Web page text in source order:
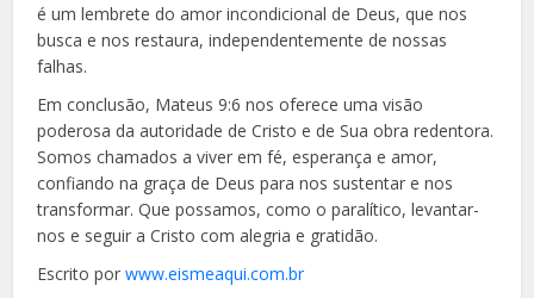
é um lembrete do amor incondicional de Deus, que nos
busca e nos restaura, independentemente de nossas
falhas.
Em conclusão, Mateus 9:6 nos oferece uma visão
poderosa da autoridade de Cristo e de Sua obra redentora.
Somos chamados a viver em fé, esperança e amor,
confiando na graça de Deus para nos sustentar e nos
transformar. Que possamos, como o paralítico, levantar-
nos e seguir a Cristo com alegria e gratidão.
Escrito porwww.eismeaqui.com.br